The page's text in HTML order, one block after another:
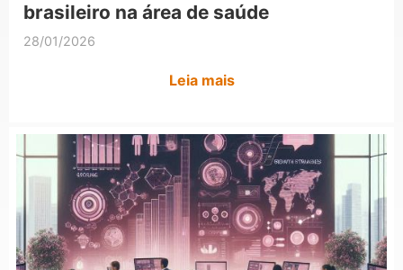
brasileiro na área de saúde
28/01/2026
Leia mais